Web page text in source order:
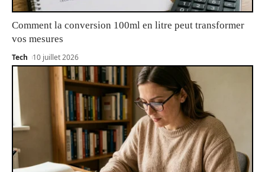
Comment la conversion 100ml en litre peut transformer
vos mesures
Tech 10 juillet 2026